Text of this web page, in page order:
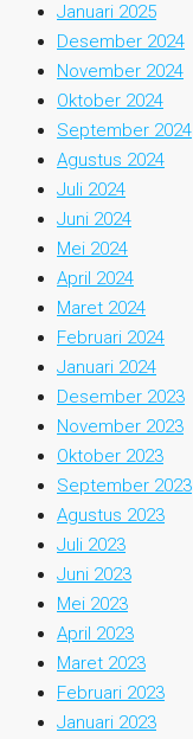
Januari 2025
Desember 2024
November 2024
Oktober 2024
September 2024
Agustus 2024
Juli 2024
Juni 2024
Mei 2024
April 2024
Maret 2024
Februari 2024
Januari 2024
Desember 2023
November 2023
Oktober 2023
September 2023
Agustus 2023
Juli 2023
Juni 2023
Mei 2023
April 2023
Maret 2023
Februari 2023
Januari 2023